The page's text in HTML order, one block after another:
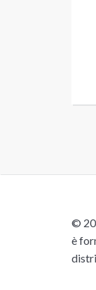
©
è